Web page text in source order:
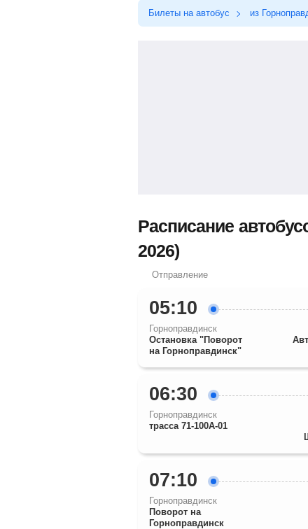
Билеты на автобус из
Расписание
2026)
Отправление
05:10
Горноправдинск
Остановка "Поворот
на Горноправдинск"
06:30
Горноправдинск
трасса 71-100А-01
07:10
Горноправдинск
Поворот на
Горноправдинск